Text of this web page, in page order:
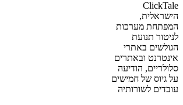
ClickTale
הישראלית,
המפתחת מערכות
לניטור תנועת
הגולשים באתרי
אינטרנט ובאתרים
סלולריים, הודיעה
על גיוס של חמישים
עובדים לשורותיה